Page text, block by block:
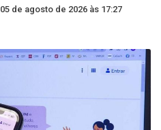
05 de agosto de 2026 às 17:27